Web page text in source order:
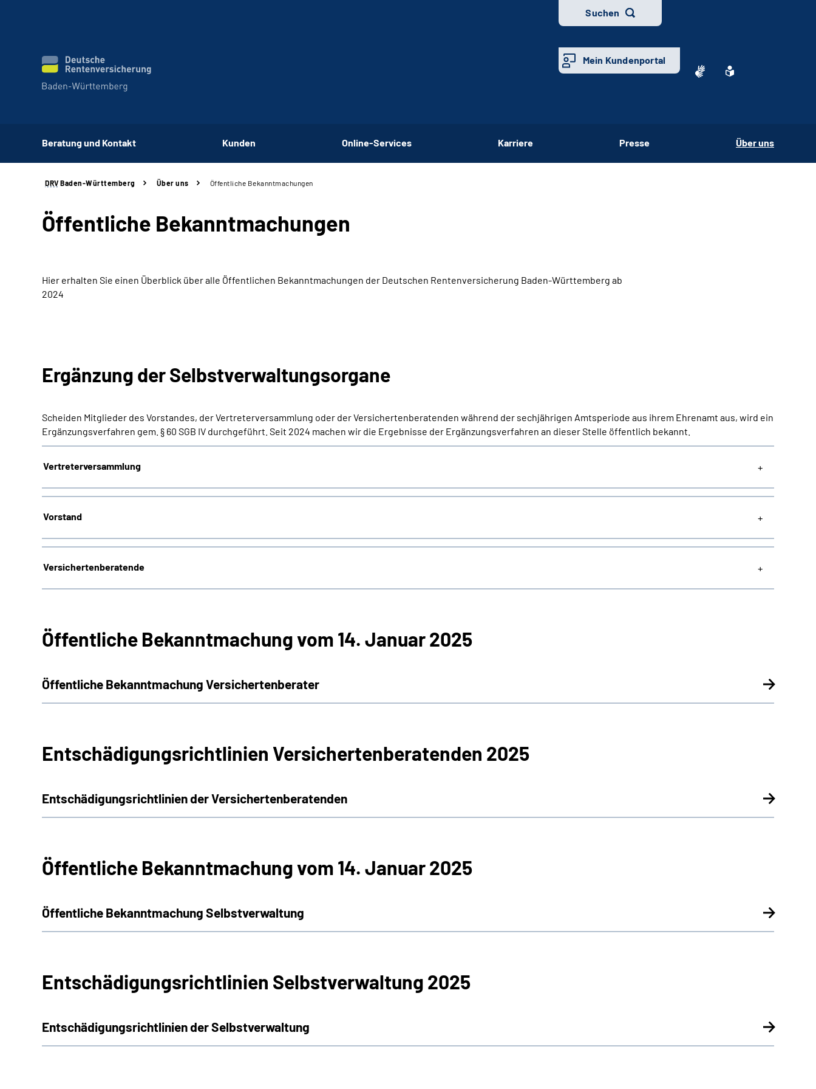
Suchen
Mein Kundenportal
Beratung und Kontakt Kunden Online-Services Karriere Presse Über uns
DRV Baden-Württemberg Über uns Öffentliche Bekanntmachungen
Öffentliche Bekanntmachungen
Hier erhalten Sie einen Überblick über alle Öffentlichen Bekanntmachungen der Deutschen Rentenversicherung Baden-Württemberg ab
2024
Ergänzung der Selbstverwaltungsorgane
Scheiden Mitglieder des Vorstandes, der Vertreterversammlung oder der Versichertenberatenden während der sechjährigen Amtsperiode aus ihrem Ehrenamt aus, wird ein
Ergänzungsverfahren gem. § 60 SGB IV durchgeführt. Seit 2024 machen wir die Ergebnisse der Ergänzungsverfahren an dieser Stelle öffentlich bekannt.
Vertreterversammlung
Vorstand
Versichertenberatende
Öffentliche Bekanntmachung vom 14. Januar 2025
Öffentliche Bekanntmachung Versichertenberater
Entschädigungsrichtlinien Versichertenberatenden 2025
Entschädigungsrichtlinien der Versichertenberatenden
Öffentliche Bekanntmachung vom 14. Januar 2025
Öffentliche Bekanntmachung Selbstverwaltung
Entschädigungsrichtlinien Selbstverwaltung 2025
Entschädigungsrichtlinien der Selbstverwaltung